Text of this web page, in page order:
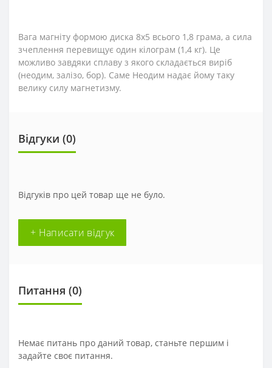
Вага магніту формою диска 8х5 всього 1,8 грама, а сила
зчеплення перевищує один кілограм (1,4 кг). Це
можливо завдяки сплаву з якого складається виріб
(неодим, залізо, бор). Саме Неодим надає йому таку
велику силу магнетизму.
Відгуки (0)
Відгуків про цей товар ще не було.
+ Написати відгук
Питання (0)
Немає питань про даний товар, станьте першим і
задайте своє питання.